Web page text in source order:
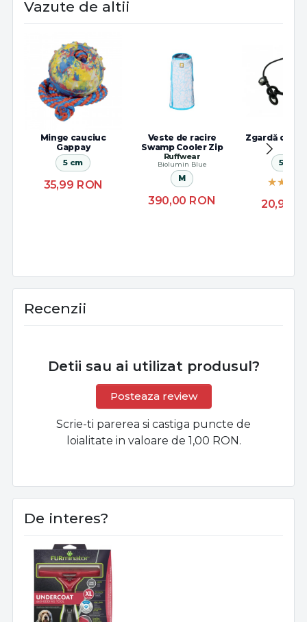
Vazute de altii
Minge cauciuc
Gappay
5 cm
35,99 RON
Veste de racire
Swamp Cooler Zip
Ruffwear
Biolumin Blue
M
390,00 RON
Zgardă
55 cm
20,99
Recenzii
Detii sau ai utilizat produsul?
Posteaza review
Scrie-ti parerea si castiga puncte de
loialitate in valoare de 1,00 RON.
De interes?